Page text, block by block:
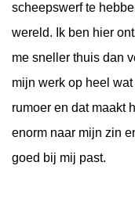
scheepswerf te
wereld. Ik ben hier
me sneller thuis dan
mijn werk op heel
rumoer en dat maakt
enorm naar mijn zin
goed bij mij past.